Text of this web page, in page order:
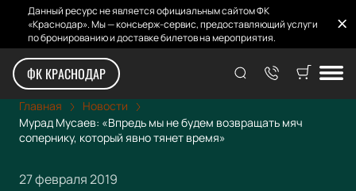
Данный ресурс не является официальным сайтом ФК
«Краснодар». Мы — консьерж-сервис, предоставляющий услуги
по бронированию и доставке билетов на мероприятия.
ФК КРАСНОДАР
Главная
Новости
Мурад Мусаев: «Впредь мы не будем возвращать мяч
сопернику, который явно тянет время»
27 февраля 2019